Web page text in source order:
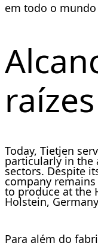
em todo o mundo
Today, Tietjen
particularly in the
sectors. Despite
company
to produce at the
Holstein,
Para além do